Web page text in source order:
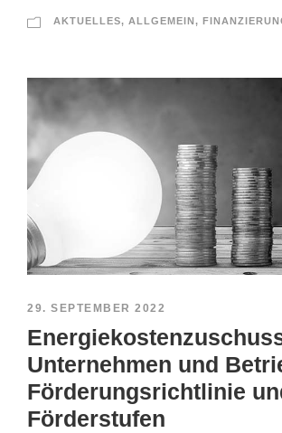
AKTUELLES, ALLGEMEIN,
29. SEPTEMBER 2022
Unternehmen und
Förderungsrichtlinie
Förderstufen